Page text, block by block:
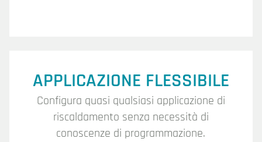
APPLICAZIONE FLESSIBILE
Configura quasi qualsiasi applicazione di
riscaldamento senza necessità di
conoscenze di programmazione.